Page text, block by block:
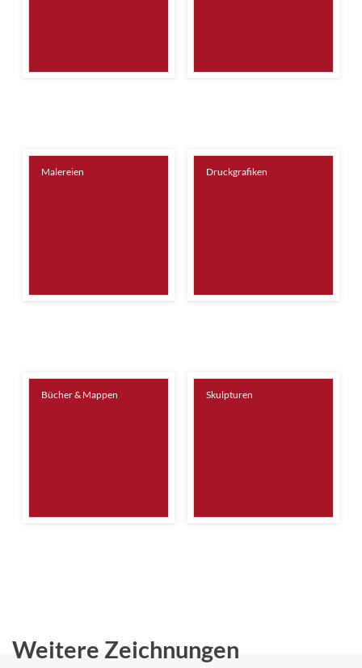
Malereien Druckgrafiken
Bücher & Mappen Skulpturen
Weitere Zeichnungen